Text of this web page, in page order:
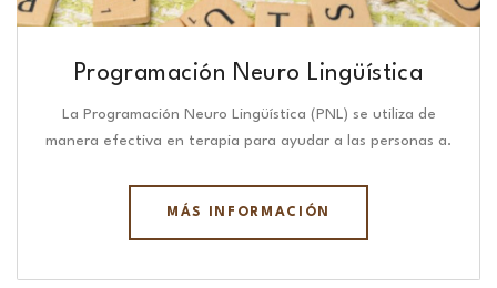
Programación Neuro Lingüística​
La Programación Neuro Lingüística (PNL) se utiliza de
manera efectiva en terapia para ayudar a las personas a.
MÁS INFORMACIÓN